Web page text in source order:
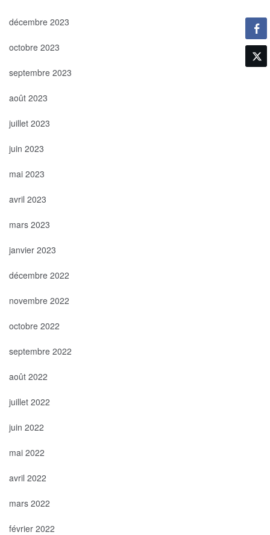
décembre 2023
octobre 2023
septembre 2023
août 2023
juillet 2023
juin 2023
mai 2023
avril 2023
mars 2023
janvier 2023
décembre 2022
novembre 2022
octobre 2022
septembre 2022
août 2022
juillet 2022
juin 2022
mai 2022
avril 2022
mars 2022
février 2022